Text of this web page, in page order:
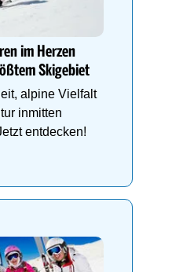
im Herzen
Skigebiet
alpine Vielfalt
inmitten
entdecken!